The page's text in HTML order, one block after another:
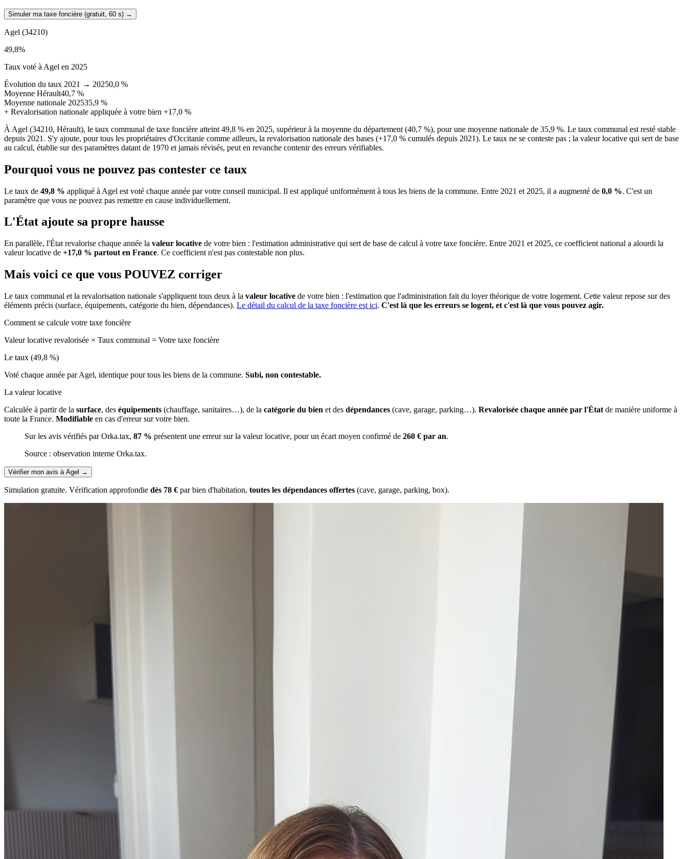
Simuler ma taxe foncière (gratuit, 60 s) →
Agel (34210)
49,8%
Taux voté à Agel en 2025
Évolution du taux 2021 → 20250,0 %
Moyenne Hérault40,7 %
Moyenne nationale 202535,9 %
+ Revalorisation nationale appliquée à votre bien +17,0 %
À Agel (34210, Hérault), le taux communal de taxe foncière atteint 49,8 % en 2025, supérieur à la moyenne du département (40,7 %), pour une moyenne nationale de 35,9 %. Le taux communal est resté stable
depuis 2021. S'y ajoute, pour tous les propriétaires d'Occitanie comme ailleurs, la revalorisation nationale des bases (+17,0 % cumulés depuis 2021). Le taux ne se conteste pas ; la valeur locative qui sert de base
au calcul, établie sur des paramètres datant de 1970 et jamais révisés, peut en revanche contenir des erreurs vérifiables.
Pourquoi vous ne pouvez pas contester ce taux
Le taux de 49,8 % appliqué à Agel est voté chaque année par votre conseil municipal. Il est appliqué uniformément à tous les biens de la commune. Entre 2021 et 2025, il a augmenté de 0,0 %. C'est un
paramètre que vous ne pouvez pas remettre en cause individuellement.
L'État ajoute sa propre hausse
En parallèle, l'État revalorise chaque année la valeur locative de votre bien : l'estimation administrative qui sert de base de calcul à votre taxe foncière. Entre 2021 et 2025, ce coefficient national a alourdi la
valeur locative de +17,0 % partout en France. Ce coefficient n'est pas contestable non plus.
Mais voici ce que vous POUVEZ corriger
Le taux communal et la revalorisation nationale s'appliquent tous deux à la valeur locative de votre bien : l'estimation que l'administration fait du loyer théorique de votre logement. Cette valeur repose sur des
éléments précis (surface, équipements, catégorie du bien, dépendances). Le détail du calcul de la taxe foncière est ici. C'est là que les erreurs se logent, et c'est là que vous pouvez agir.
Comment se calcule votre taxe foncière
Valeur locative revalorisée × Taux communal = Votre taxe foncière
Le taux (49,8 %)
Voté chaque année par Agel, identique pour tous les biens de la commune. Subi, non contestable.
La valeur locative
Calculée à partir de la surface, des équipements (chauffage, sanitaires…), de la catégorie du bien et des dépendances (cave, garage, parking…). Revalorisée chaque année par l'État de manière uniforme à
toute la France. Modifiable en cas d'erreur sur votre bien.
Sur les avis vérifiés par Orka.tax, 87 % présentent une erreur sur la valeur locative, pour un écart moyen confirmé de 260 € par an.
Source : observation interne Orka.tax.
Vérifier mon avis à Agel →
Simulation gratuite. Vérification approfondie dès 78 € par bien d'habitation, toutes les dépendances offertes (cave, garage, parking, box).